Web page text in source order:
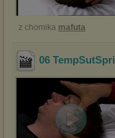
z chomika mafuta
06